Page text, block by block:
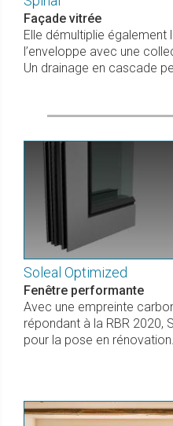
Façade vitrée
Elle démultiplie également
l’enveloppe avec une
Un drainage en cascade
Soleal Optimized
Fenêtre performante
Avec une empreinte
répondant à la RBR 2020,
pour la pose en